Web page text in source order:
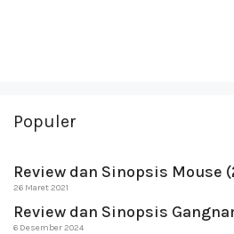
Populer
Review dan Sinopsis Mouse
26 Maret 2021
Review dan Sinopsis
6 Desember 2024